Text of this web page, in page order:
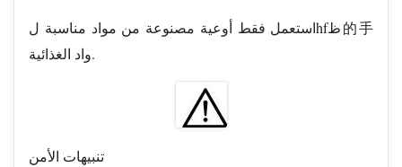
استعمل فقط أوعية مصنوعة من مواد مناسبة لhfظ的手
واد الغذائية.
تنبيهات الأمن